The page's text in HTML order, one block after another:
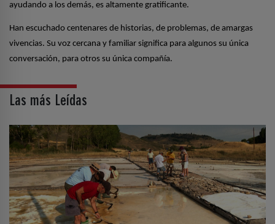
ayudando a los demás, es altamente gratificante.
Han escuchado centenares de historias, de problemas, de amargas
vivencias. Su voz cercana y familiar significa para algunos su única
conversación, para otros su única compañía.
Las más Leídas